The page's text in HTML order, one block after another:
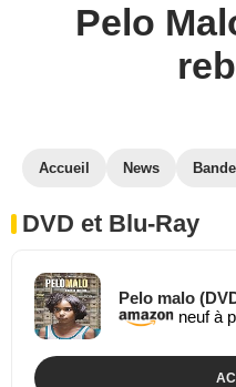
Pelo
Accueil News
DVD et Blu-Ray
Pelo malo
neuf à